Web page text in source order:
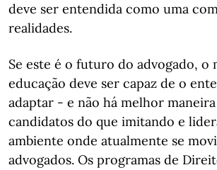
deve ser entendida como uma
realidades.
Se este é o futuro do advogado, o
educação deve ser capaz de o
adaptar - e não há melhor
candidatos do que imitando e
ambiente onde atualmente se
advogados. Os programas de